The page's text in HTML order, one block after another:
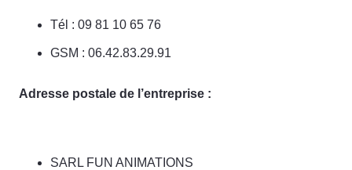
Tél : 09 81 10 65 76
GSM : 06.42.83.29.91
Adresse postale de l’entreprise :
SARL FUN ANIMATIONS